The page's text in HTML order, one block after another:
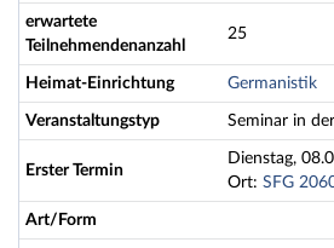
erwartete
Teilnehmendenanzahl
25
Heimat-Einrichtung Germanistik
Veranstaltungstyp Seminar in
Erster Termin
Dienstag,
Ort: SFG
Art/Form